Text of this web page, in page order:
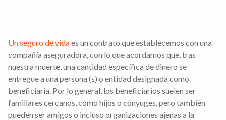
Un seguro de vidaes un contrato que establecemos con una
compañía aseguradora, con lo que acordamos que, tras
nuestra muerte, una cantidad específica de dinero se
entregue a una persona (s) o entidad designada como
beneficiaria. Por lo general, los beneficiarios suelen ser
familiares cercanos, como hijos o cónyuges, pero también
pueden ser amigos o incluso organizaciones ajenas a la